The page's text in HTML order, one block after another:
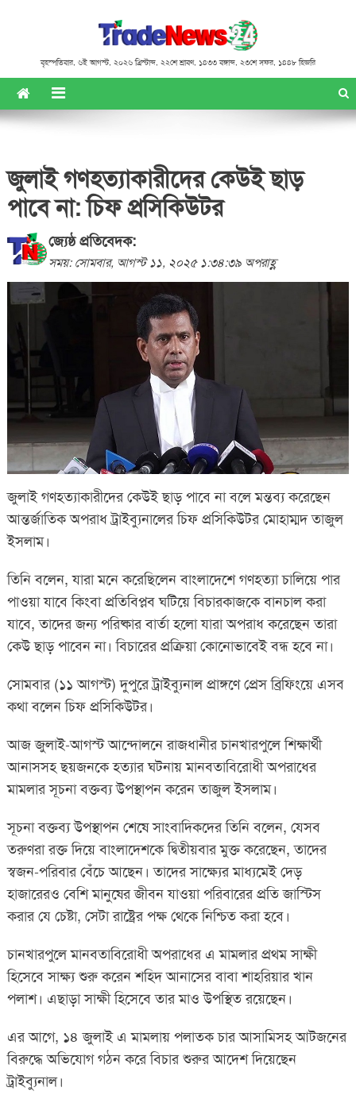
বৃহস্পতিবার, ৬ই আগস্ট, ২০২৬ খ্রিস্টাব্দ, ২২শে শ্রাবণ, ১৪৩৩ বঙ্গাব্দ, ২৩শে সফর, ১৪৪৮ হিজরি
জুলাই গণহত্যাকারীদের কেউই ছাড়
পাবে না: চিফ প্রসিকিউটর
জ্যেষ্ঠ প্রতিবেদক:
সময়: সোমবার, আগস্ট ১১, ২০২৫ ১:৩৪:৩৯ অপরাহ্ণ
জুলাই গণহত্যাকারীদের কেউই ছাড় পাবে না বলে মন্তব্য করেছেন
আন্তর্জাতিক অপরাধ ট্রাইব্যুনালের চিফ প্রসিকিউটর মোহাম্মদ তাজুল
ইসলাম।
তিনি বলেন, যারা মনে করেছিলেন বাংলাদেশে গণহত্যা চালিয়ে পার
পাওয়া যাবে কিংবা প্রতিবিপ্লব ঘটিয়ে বিচারকাজকে বানচাল করা
যাবে, তাদের জন্য পরিষ্কার বার্তা হলো যারা অপরাধ করেছেন তারা
কেউ ছাড় পাবেন না। বিচারের প্রক্রিয়া কোনোভাবেই বন্ধ হবে না।
সোমবার (১১ আগস্ট) দুপুরে ট্রাইব্যুনাল প্রাঙ্গণে প্রেস ব্রিফিংয়ে এসব
কথা বলেন চিফ প্রসিকিউটর।
আজ জুলাই-আগস্ট আন্দোলনে রাজধানীর চানখারপুলে শিক্ষার্থী
আনাসসহ ছয়জনকে হত্যার ঘটনায় মানবতাবিরোধী অপরাধের
মামলার সূচনা বক্তব্য উপস্থাপন করেন তাজুল ইসলাম।
সূচনা বক্তব্য উপস্থাপন শেষে সাংবাদিকদের তিনি বলেন, যেসব
তরুণরা রক্ত দিয়ে বাংলাদেশকে দ্বিতীয়বার মুক্ত করেছেন, তাদের
স্বজন-পরিবার বেঁচে আছেন। তাদের সাক্ষ্যের মাধ্যমেই দেড়
হাজারেরও বেশি মানুষের জীবন যাওয়া পরিবারের প্রতি জাস্টিস
করার যে চেষ্টা, সেটা রাষ্ট্রের পক্ষ থেকে নিশ্চিত করা হবে।
চানখারপুলে মানবতাবিরোধী অপরাধের এ মামলার প্রথম সাক্ষী
হিসেবে সাক্ষ্য শুরু করেন শহিদ আনাসের বাবা শাহরিয়ার খান
পলাশ। এছাড়া সাক্ষী হিসেবে তার মাও উপস্থিত রয়েছেন।
এর আগে, ১৪ জুলাই এ মামলায় পলাতক চার আসামিসহ আটজনের
বিরুদ্ধে অভিযোগ গঠন করে বিচার শুরুর আদেশ দিয়েছেন
ট্রাইব্যুনাল।